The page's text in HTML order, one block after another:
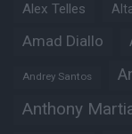
Alex Telles
Amad Diallo
Andrey Santos
Anthony